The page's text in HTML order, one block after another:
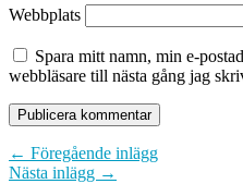
Webbplats
Spara mitt namn, min e-
webbläsare till nästa gång jag
← Föregående inlägg
Nästa inlägg →